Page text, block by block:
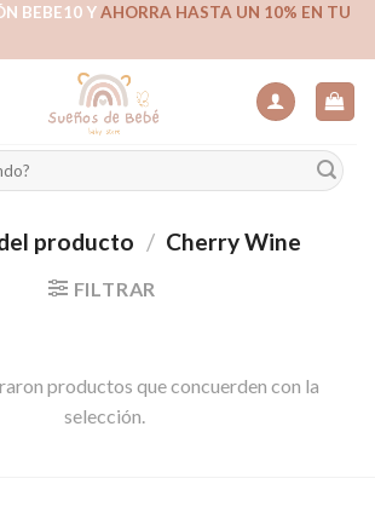
BEBE10 YAHORRA HASTA UN 10% EN TU
producto / Cherry Wine
FILTRAR
productos que concuerden con la
selección.